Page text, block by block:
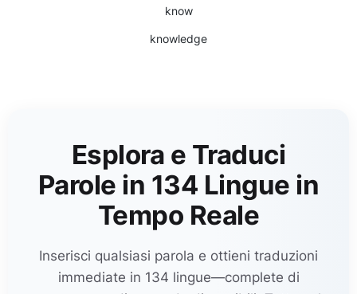
know
knowledge
Esplora e Traduci
Parole in 134 Lingue in
Tempo Reale
Inserisci qualsiasi parola e ottieni traduzioni
immediate in 134 lingue—complete di